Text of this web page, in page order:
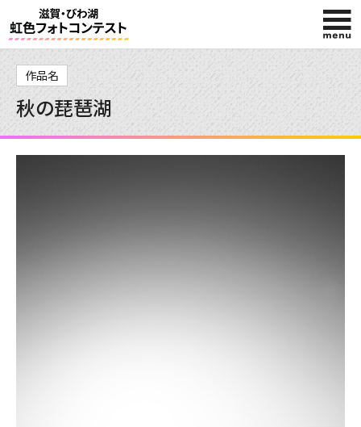
HOME
入賞作品
作品名
秋の琵琶湖